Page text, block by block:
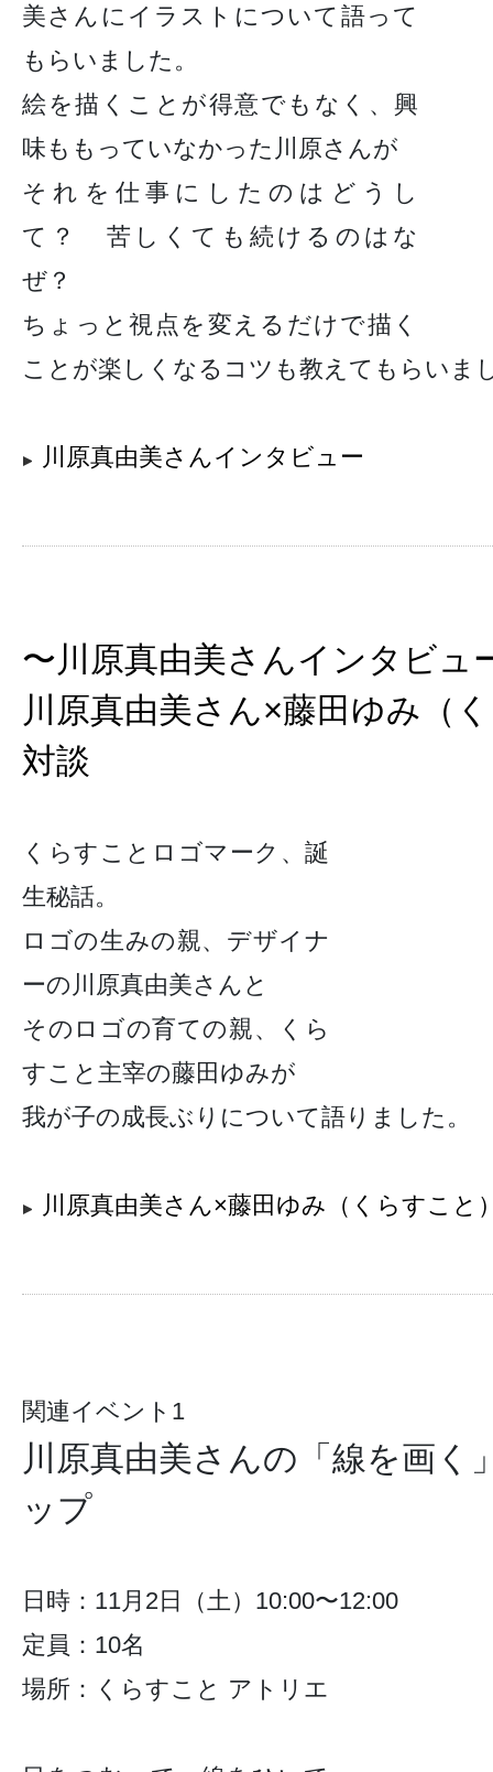
美さんにイラストについて語って
もらいました。
絵を描くことが得意でもなく、興
味ももっていなかった川原さんが
それを仕事にしたのはどうし
て？ 苦しくても続けるのはな
ぜ？
ちょっと視点を変えるだけで描く
ことが楽しくなるコツも教えてもらいま
川原真由美さんインタビュー
〜川原真由美さんインタビュ
川原真由美さん×藤田ゆみ（
対談
くらすことロゴマーク、誕
生秘話。
ロゴの生みの親、デザイナ
ーの川原真由美さんと
そのロゴの育ての親、くら
すこと主宰の藤田ゆみが
我が子の成長ぶりについて語りました。
川原真由美さん×藤田ゆみ（くらすこと
関連イベント1
川原真由美さんの「線を画く
ップ
日時：11月2日（土）10:00〜12:00
定員：10名
場所：くらすこと アトリエ